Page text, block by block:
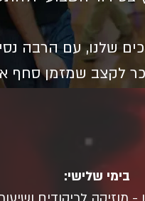
שלנו, עם הרבה
לקצב שמזמן סחף
בימי שלישי: